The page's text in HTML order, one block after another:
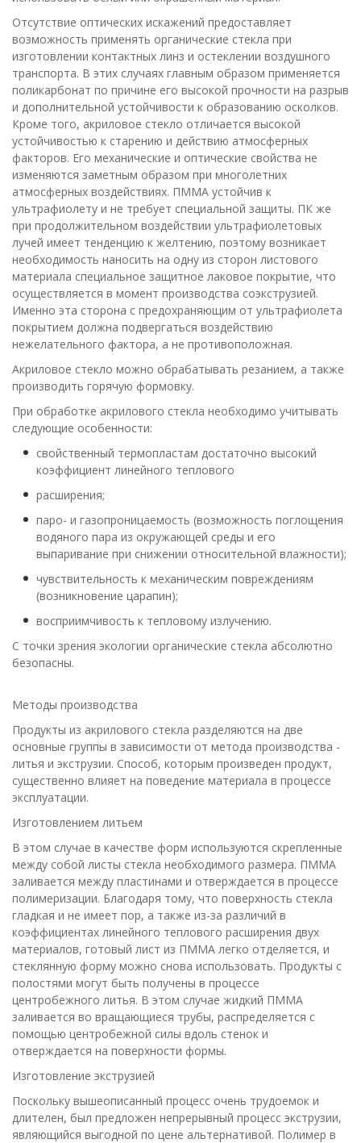
Отсутствие оптических искажений предоставляет
возможность применять органические стекла при
изготовлении контактных линз и остеклении воздушного
транспорта. В этих случаях главным образом применяется
поликарбонат по причине его высокой прочности на разрыв
и дополнительной устойчивости к образованию осколков.
Кроме того, акриловое стекло отличается высокой
устойчивостью к старению и действию атмосферных
факторов. Его механические и оптические свойства не
изменяются заметным образом при многолетних
атмосферных воздействиях. ПММА устойчив к
ультрафиолету и не требует специальной защиты. ПК же
при продолжительном воздействии ультрафиолетовых
лучей имеет тенденцию к желтению, поэтому возникает
необходимость наносить на одну из сторон листового
материала специальное защитное лаковое покрытие, что
осуществляется в момент производства соэкструзией.
Именно эта сторона с предохраняющим от ультрафиолета
покрытием должна подвергаться воздействию
нежелательного фактора, а не противоположная.
Акриловое стекло можно обрабатывать резанием, а также
производить горячую формовку.
При обработке акрилового стекла необходимо учитывать
следующие особенности:
свойственный термопластам достаточно высокий
коэффициент линейного теплового
расширения;
паро- и газопроницаемость (возможность поглощения
водяного пара из окружающей среды и его
выпаривание при снижении относительной влажности);
чувствительность к механическим повреждениям
(возникновение царапин);
восприимчивость к тепловому излучению.
С точки зрения экологии органические стекла абсолютно
безопасны.
Методы производства
Продукты из акрилового стекла разделяются на две
основные группы в зависимости от метода производства -
литья и экструзии. Способ, которым произведен продукт,
существенно влияет на поведение материала в процессе
эксплуатации.
Изготовлением литьем
В этом случае в качестве форм используются скрепленные
между собой листы стекла необходимого размера. ПММА
заливается между пластинами и отверждается в процессе
полимеризации. Благодаря тому, что поверхность стекла
гладкая и не имеет пор, а также из-за различий в
коэффициентах линейного теплового расширения двух
материалов, готовый лист из ПММА легко отделяется, и
стеклянную форму можно снова использовать. Продукты с
полостями могут быть получены в процессе
центробежного литья. В этом случае жидкий ПММА
заливается во вращающиеся трубы, распределяется с
помощью центробежной силы вдоль стенок и
отверждается на поверхности формы.
Изготовление экструзией
Поскольку вышеописанный процесс очень трудоемок и
длителен, был предложен непрерывный процесс экструзии,
являющийся выгодной по цене альтернативой. Полимер в